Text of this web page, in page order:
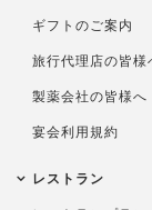
ギフトのご案内
旅行代理店の皆様
製薬会社の皆様へ
宴会利用規約
レストラン